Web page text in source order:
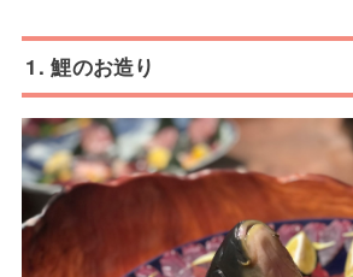
1. 鯉のお造り